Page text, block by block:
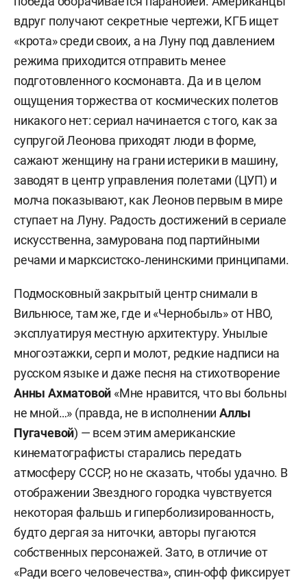
вдруг получают секретные чертежи, КГБ ищет
«крота» среди своих, а на Луну под давлением
режима приходится отправить менее
подготовленного космонавта. Да и в целом
ощущения торжества от космических полетов
никакого нет: сериал начинается с того, как за
супругой Леонова приходят люди в форме,
сажают женщину на грани истерики в машину,
заводят в центр управления полетами (ЦУП) и
молча показывают, как Леонов первым в мире
ступает на Луну. Радость достижений в сериале
искусственна, замурована под партийными
речами и марксистско‑ленинскими принципами.
Подмосковный закрытый центр снимали в
Вильнюсе, там же, где и «Чернобыль» от HBO,
эксплуатируя местную архитектуру. Унылые
многоэтажки, серп и молот, редкие надписи на
русском языке и даже песня на стихотворение
Анны Ахматовой «Мне нравится, что вы больны
не мной…» (правда, не в исполнении Аллы
Пугачевой) — всем этим американские
кинематографисты старались передать
атмосферу СССР, но не сказать, чтобы удачно. В
отображении Звездного городка чувствуется
некоторая фальшь и гиперболизированность,
будто дергая за ниточки, авторы пугаются
собственных персонажей. Зато, в отличие от
«Ради всего человечества», спин-офф фиксирует